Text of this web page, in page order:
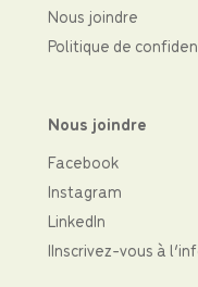
Nous joindre
Politique de
Nous joindre
Facebook
Instagram
LinkedIn
IInscrivez-vous à